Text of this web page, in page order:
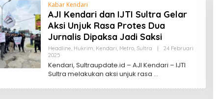
Kabar Kendari
AJI Kendari dan IJTI Sultra Gelar
Aksi Unjuk Rasa Protes Dua
Jurnalis Dipaksa Jadi Saksi
Headline, Hukrim, Kendari, Metro, Sultra
24 Februari
2025Oleh
Update
Kendari, Sultraupdate.id – AJI Kendari – IJTI
Sultra melakukan aksi unjuk rasa